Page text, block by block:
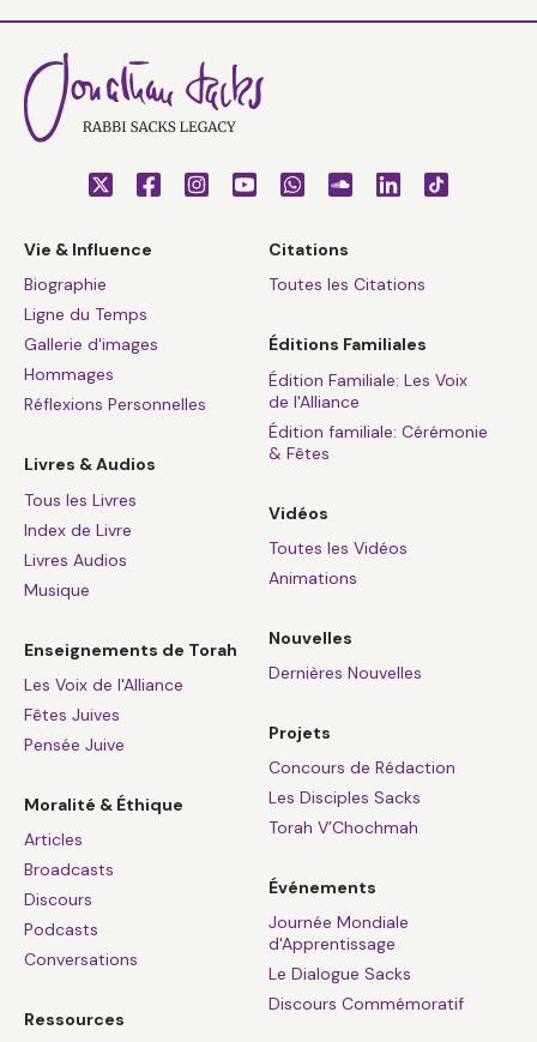
Vie & Influence
Biographie
Ligne du Temps
Gallerie d'images
Hommages
Réflexions Personnelles
Livres & Audios
Tous les Livres
Index de Livre
Livres Audios
Musique
Enseignements de Torah
Les Voix de l'Alliance
Fêtes Juives
Pensée Juive
Moralité & Éthique
Articles
Broadcasts
Discours
Podcasts
Conversations
Ressources
Citations
Toutes les Citations
Éditions Familiales
Édition Familiale: Les Voix
de l'Alliance
Édition familiale: Cérémonie
& Fêtes
Vidéos
Toutes les Vidéos
Animations
Nouvelles
Dernières Nouvelles
Projets
Concours de Rédaction
Les Disciples Sacks
Torah V’Chochmah
Événements
Journée Mondiale
d'Apprentissage
Le Dialogue Sacks
Discours Commémoratif